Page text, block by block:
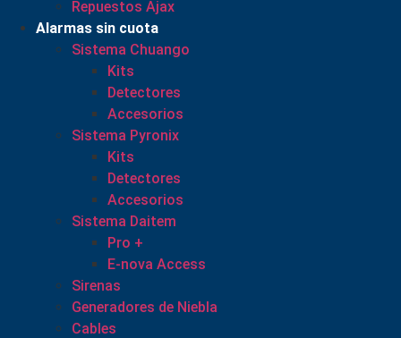
Repuestos Ajax
Alarmas sin cuota
Sistema Chuango
Kits
Detectores
Accesorios
Sistema Pyronix
Kits
Detectores
Accesorios
Sistema Daitem
Pro +
E-nova Access
Sirenas
Generadores de Niebla
Cables